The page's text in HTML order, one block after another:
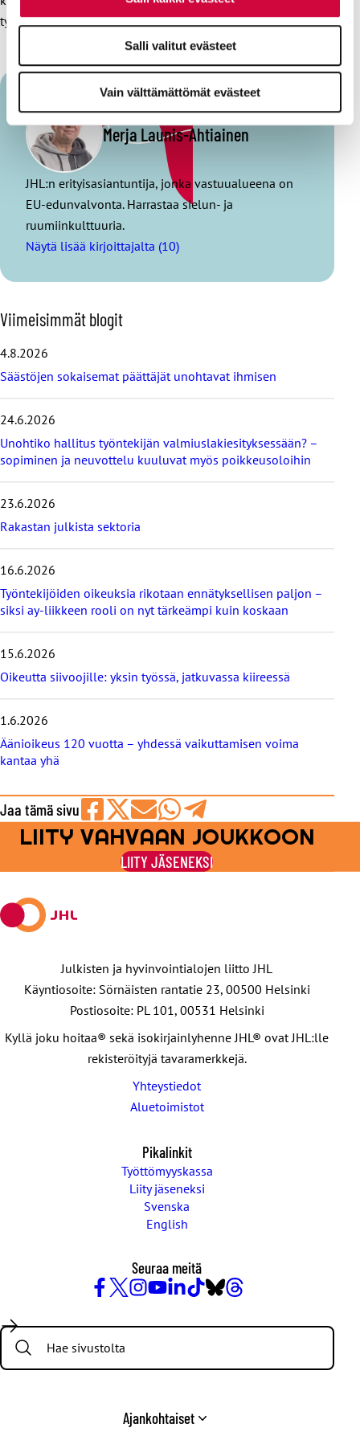
Salli valitut evästeet
Vain välttämättömät evästeet
työehtoja.
Merja Launis-Ahtiainen
JHL:n erityisasiantuntija, jonka vastuualueena on
EU-edunvalvonta. Harrastaa sielun- ja
ruumiinkulttuuria.
Näytä lisää kirjoittajalta (10)
O
h
a
v
i
i
m
e
i
m
t
b
l
g
i
t
Viimeisimmät blogit
4.8.2026
Säästöjen sokaisemat päättäjät unohtavat ihmisen
24.6.2026
Unohtiko hallitus työntekijän valmiuslakiesityksessään? –
sopiminen ja neuvottelu kuuluvat myös poikkeusoloihin
23.6.2026
Rakastan julkista sektoria
16.6.2026
Työntekijöiden oikeuksia rikotaan ennätyksellisen paljon –
siksi ay-liikkeen rooli on nyt tärkeämpi kuin koskaan
15.6.2026
Oikeutta siivoojille: yksin työssä, jatkuvassa kiireessä
1.6.2026
Äänioikeus 120 vuotta – yhdessä vaikuttamisen voima
kantaa yhä
Jaa tämä sivu
Jaa
Facebookissa
Jaa
viestipalvelu
X:ssä
Jaa
sähköpostilla
Jaa
WhatsAppilla
Jaa
Telegramilla
LIITY VAHVAAN JOUKKOON
LIITY JÄSENEKSI
Julkisten ja hyvinvointialojen liitto JHL
Käyntiosoite: Sörnäisten rantatie 23, 00500 Helsinki
Postiosoite: PL 101, 00531 Helsinki
Kyllä joku hoitaa® sekä isokirjainlyhenne JHL® ovat JHL:lle
rekisteröityjä tavaramerkkejä.
Yhteystiedot
Aluetoimistot
Pikalinkit
Työttömyyskassa
Liity jäseneksi
Svenska
English
Seuraa meitä
/
Twitter
Search:
Ajankohtaiset